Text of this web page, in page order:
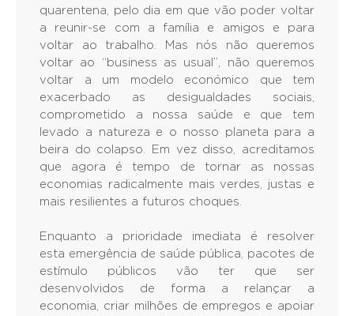
quarentena, pelo dia em que vão poder voltar
a reunir-se com a família e amigos e para
voltar ao trabalho. Mas nós não queremos
voltar ao “business as usual”, não queremos
voltar a um modelo económico que tem
exacerbado as desigualdades sociais,
comprometido a nossa saúde e que tem
levado a natureza e o nosso planeta para a
beira do colapso. Em vez disso, acreditamos
que agora é tempo de tornar as nossas
economias radicalmente mais verdes, justas e
mais resilientes a futuros choques.
Enquanto a prioridade imediata é resolver
esta emergência de saúde pública, pacotes de
estímulo públicos vão ter que ser
desenvolvidos de forma a relançar a
economia, criar milhões de empregos e apoiar